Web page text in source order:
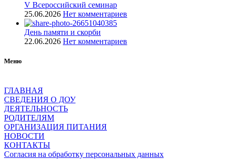
V Всероссийский семинар
25.06.2026 Нет комментариев
День памяти и скорби
22.06.2026 Нет комментариев
Меню
ГЛАВНАЯ
СВЕДЕНИЯ О ДОУ
ДЕЯТЕЛЬНОСТЬ
РОДИТЕЛЯМ
ОРГАНИЗАЦИЯ ПИТАНИЯ
НОВОСТИ
КОНТАКТЫ
Согласия на обработку персональных данных